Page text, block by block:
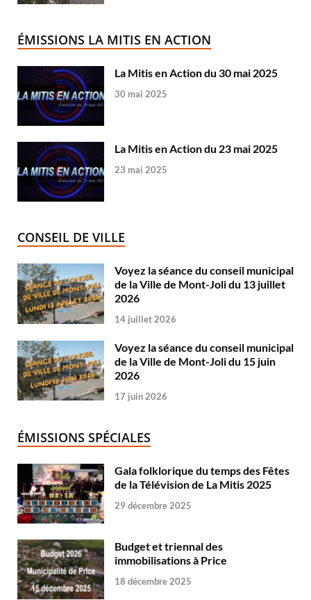
ÉMISSIONS LA MITIS EN ACTION
La Mitis en Action du 30 mai 2025
30 mai 2025
La Mitis en Action du 23 mai 2025
23 mai 2025
CONSEIL DE VILLE
Voyez la séance du conseil municipal
de la Ville de Mont-Joli du 13 juillet
2026
14 juillet 2026
Voyez la séance du conseil municipal
de la Ville de Mont-Joli du 15 juin
2026
17 juin 2026
ÉMISSIONS SPÉCIALES
Gala folklorique du temps des Fêtes
de la Télévision de La Mitis 2025
29 décembre 2025
Budget et triennal des
immobilisations à Price
18 décembre 2025